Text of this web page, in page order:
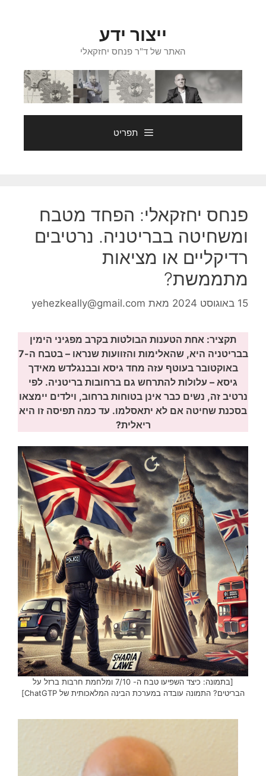
ייצור ידע
האתר של ד"ר פנחס יחזקאלי
תפריט
פנחס יחזקאלי: הפחד מטבח
ומשחיטה בבריטניה. נרטיבים
רדיקליים או מציאות
מתממשת?
15 באוגוסט 2024 מאת yehezkeally@gmail.com
תקציר: אחת הטענות הבולטות בקרב מפגיני הימין
בבריטניה
היא, שהאלימות והזוועות שנראו – בטבח ה-7
באוקטובר בעוטף עזה מחד גיסא ובבנגלדש מאידך
גיסא – עלולות להתרחש גם ברחובות בריטניה. לפי
נרטיב זה, נשים כבר אינן בטוחות ברחוב, וילדים יימצאו
בסכנת שחיטה אם לא יתאסלמו. עד כמה תפיסה זו היא
ריאלית?
[בתמונה: כיצד השפיעו טבח ה- 7/10 ומלחמת חרבות ברזל על
הבריטים? התמונה עובדה במערכת הבינה המלאכותית של ChatGTP]